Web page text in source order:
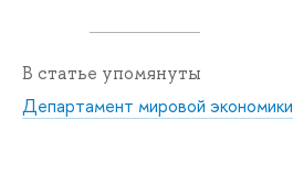
В статье упомянуты
Департамент мировой экономики